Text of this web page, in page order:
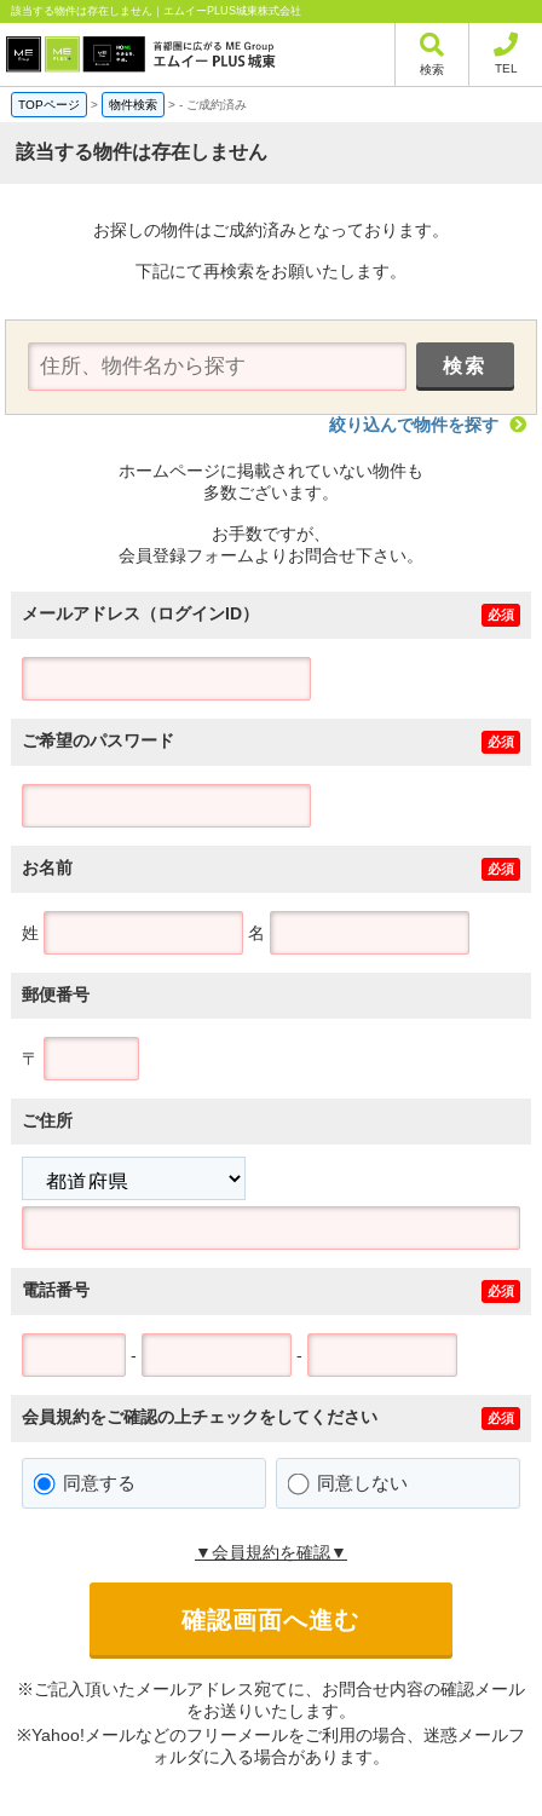
該当する物件は存在しません｜エムイーPLUS城東株式会社
検索 TEL
TOPページ > 物件検索 >- ご成約済み
該当する物件は存在しません
お探しの物件はご成約済みとなっております。
下記にて再検索をお願いたします。
絞り込んで物件を探す
ホームページに掲載されていない物件も
多数ございます。
お手数ですが、
会員登録フォームよりお問合せ下さい。
メールアドレス（ログインID） 必須
ご希望のパスワード 必須
お名前 必須
姓 名
郵便番号
〒
ご住所
電話番号 必須
- -
会員規約をご確認の上チェックをしてください 必須
同意する 同意しない
▼会員規約を確認▼
※ご記入頂いたメールアドレス宛てに、お問合せ内容の確認メール
をお送りいたします。
※Yahoo!メールなどのフリーメールをご利用の場合、迷惑メールフ
ォルダに入る場合があります。